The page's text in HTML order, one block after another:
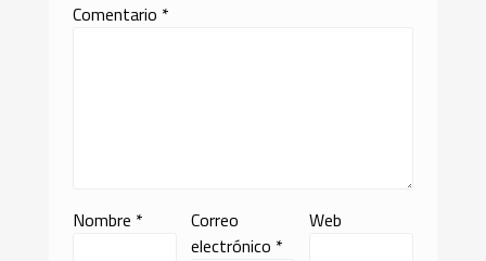
Comentario *
Nombre *
Correo
electrónico *
Web